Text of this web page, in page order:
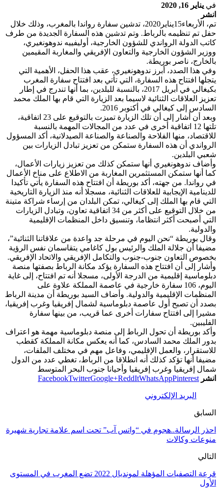
في يناير 16, 2020
انشر
تم، الأربعاء15يناير2020، تدشين سفارة رواندا بالمغرب، وذلك خلال
حفل تم تنظيمه بالرباط. وتم تدشين هذه السفارة الجديدة من طرف
كاتب الدولة الرواندي للشؤون الخارجية، أوليفييه ندوهونغيري،
ووزير الشؤون الخارجية والتعاون الإفريقي والمغاربة المقيمين
بالخارج، ناصر بوريطة.
وفي هذا الصدد، أبرز ندوهونغيري، عقب هذا الحفل، الأهمية التي
يتجلها افتتاح هذه السفارة، التي تأتي بعد افتتاح سفارة المغرب
بكيغالي في أبريل 2017، بالنسبة للبلدين، بما أنها تندرج في إطار
تعزيز العلاقات الثنائية لاسيما بعد الزيارة التي قام بها الملك محمد
السادس إلى كيغالي في أكتوبر 2016.
وبعد أن أشار إلى أن تلك الزيارة تميزت بالتوقيع على 23 اتفاقية،
تلتها 12 اتفاقية أخرى في عدد من المجالات المهمة بالنسبة
للاقتصاد، منها الفلاحة والصناعة والصناعة الصيدلانية، أكد المسؤول
الرواندي أن هذه السفارة ستمكن من تعزيز تبادل الزيارات بين
شعبي البلدين.
وأضاف ندوهونغيري أنها ستمكن كذلك من تعزيز زيارات الأعمال،
كما أنها ستمكن المستثمرين المغاربة من الاطلاع على مناخ الأعمال
في رواندا. من جهته، أكد بوريطة أن افتتاح هذه السفارة يأتي تأكيدا
للدينامية الإيجابية للعلاقات الثنائية، مسجلا أنه منذ الزيارة التاريخية
التي قام بها الملك إلى كيغالي، تمكن البلدان من إرساء شراكة متينة
من خلال التوقيع على أكثر من 34 اتفاقية تعاون، وتبادل الزيارات
التي أصبحت أكثر انتظاما، وتنسيق داخل المنظمات الإقليمية
والدولية.
وقال بوريطة “نحن اليوم في مرحلة جد واعدة من علاقاتنا الثنائية”،
مضيفا أن جلالة الملك والرئيس بول كاغامي يتقاسمان نفس الرؤية
بخصوص التعاون جنوب-جنوب والتكامل الإفريقي والاتحاد الإفريقي.
وأشار إلى أن افتتاح هذه السفارة يؤكد مكانة الرباط بصفتها منصة
دبلوماسية إقليمية من الدرجة الأولى، مسجلا أنه تم افتتاح، إلى غاية
اليوم، 106 سفارة خارجية في عاصمة المملكة علاوة على
المنظمات الإقليمية والدولية. وأضاف السيد بوريطة أن مدينة الرباط
بصدد أن تصبح أول عاصمة دبلوماسية لشمال إفريقيا وغرب إفريقيا،
مشيرا إلى افتتاح سفارات أخرى عما قريب، من بينها سفارة
الفليبين.
وأكد بوريطة أن تحول الرباط إلى منصة دبلوماسية مهمة هو اعتراف
بدور الملك محمد السادس، كما أنه يعكس مكانة المملكة كقطب
للاستقرار، والعمل الإقليمي، وفاعل مهم في مختلف الملفات،
مضيفا أنها تؤكد كذلك أنه انطلاقا من الرباط، تغطي عدد من الدول
شمال إفريقيا وغرب إفريقيا وأحيانا جنوب البحر المتوسط
انشر
FacebookTwitterGoogle+ReddItWhatsAppPinterest
البريد الإلكتروني
السابق
احذر الرسالة..هجوم في “واتس آب” تحت اسم علامة تجارية شهيرة
منوعات وكالات
التالي
قرعة التصفيات المؤهلة لمونديال 2022 تضع المغرب في المستوى
الأول